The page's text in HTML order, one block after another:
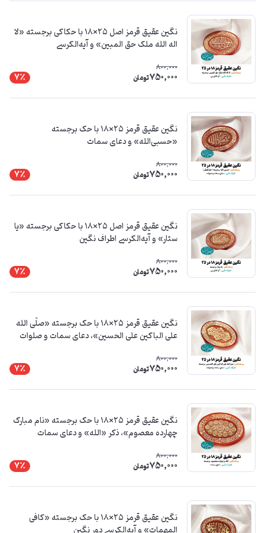
نگین عقیق قرمز اصل ۲۵×۱۸ با حکاکی برجسته «لا
اله الله ملک حق المبین» و آیه‌الکرسی
800,000
750,000تومان 7٪
نگین عقیق قرمز ۲۵×۱۸ با حک برجسته
«حسبی‌الله» و دعای سمات
800,000
750,000تومان 7٪
نگین عقیق قرمز اصل ۲۵×۱۸ با حکاکی برجسته «یا
ستار» و آیه‌الکرسی اطراف نگین
800,000
750,000تومان 7٪
نگین عقیق قرمز ۲۵×۱۸ با حک برجسته «صلّی الله
علی الباکین علی الحسین»، دعای سمات و صلوات
800,000
750,000تومان 7٪
نگین عقیق قرمز ۲۵×۱۸ با حک برجسته «نام مبارک
چهارده معصوم»، ذکر «الله» و دعای سمات
800,000
750,000تومان 7٪
نگین عقیق قرمز ۲۵×۱۸ با حک برجسته «کافی